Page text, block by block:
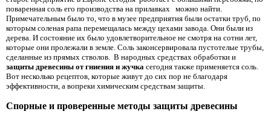
поваренная соль его производства на прилавках можно найти.
Примечательным было то, что в музее предприятия были остатки труб, по
которым соленая рапа перемещалась между цехами завода. Они были из
дерева. И состояние их было удовлетворительное не смотря на сотни лет,
которые они пролежали в земле. Соль законсервировала пустотелые трубы,
сделанные из прямых стволов. В народных средствах обработки и
защиты древесины от гниения и жучка сегодня также применяется соль.
Вот несколько рецептов, которые живут до сих пор не благодаря
эффективности, а вопреки химическим средствам защиты.
Спорные и проверенные методы защиты древесины